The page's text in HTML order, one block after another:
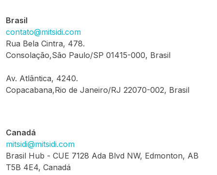
Brasil
contato@mitsidi.com
Rua Bela Cintra, 478.
Consolação,São Paulo/SP 01415-000, Brasil
Av. Atlântica, 4240.
Copacabana,Rio de Janeiro/RJ 22070-002, Brasil
Canadá
mitsidi@mitsidi.com
Brasil Hub - CUE 7128 Ada Blvd NW, Edmonton, AB
T5B 4E4, Canadá